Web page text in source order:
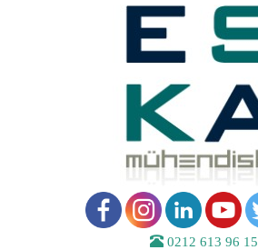
0212 613 96 15